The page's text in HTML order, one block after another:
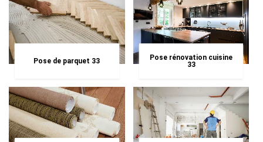
Pose de parquet 33
Pose rénovation cuisine
33